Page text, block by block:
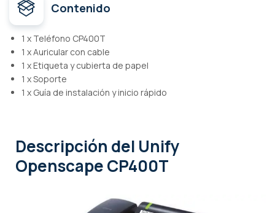
Contenido
1 x Teléfono CP400T
1 x Auricular con cable
1 x Etiqueta y cubierta de papel
1 x Soporte
1 x Guía de instalación y inicio rápido
Descripción del Unify
Openscape CP400T